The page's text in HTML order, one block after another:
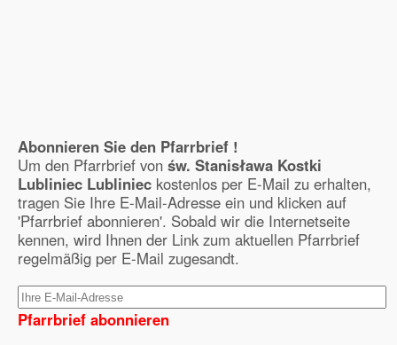
Abonnieren Sie den Pfarrbrief !
Um den Pfarrbrief von św. Stanisława Kostki
Lubliniec Lubliniec kostenlos per E-Mail zu erhalten,
tragen Sie Ihre E-Mail-Adresse ein und klicken auf
'Pfarrbrief abonnieren'. Sobald wir die Internetseite
kennen, wird Ihnen der Link zum aktuellen Pfarrbrief
regelmäßig per E-Mail zugesandt.
Pfarrbrief abonnieren